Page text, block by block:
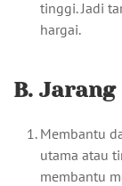
tinggi. Jadi
hargai.
B.
Membantu
utama atau
membantu